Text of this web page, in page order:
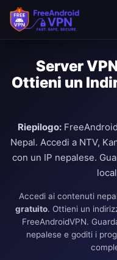
Server
Ottieni un
Riepilogo:
Nepal. Accedi a NTV,
con un IP nepalese.
Accedi ai contenuti
gratuito. Ottieni un
FreeAndroidVPN.
nepalese e goditi i